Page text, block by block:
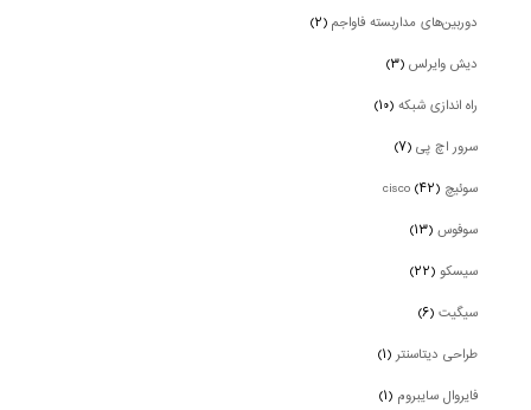
دوربین‌های مداربسته فاواجم(۲)
دیش وایرلس(۳)
راه اندازی شبکه(۱۰)
سرور اچ پی(۷)
سوئیچ cisco (۴۲)
سوفوس(۱۳)
سیسکو(۲۲)
سیگیت(۶)
طراحی دیتاسنتر(۱)
فایروال سایبروم (۱)